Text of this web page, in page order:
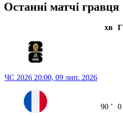
Останні матчі гравця
хв Г
ЧС 2026 20:00, 09 лип. 2026
90 ʼ 0